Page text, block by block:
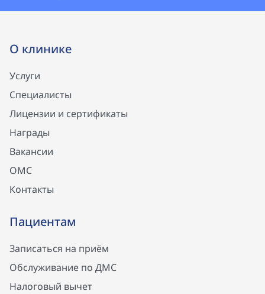
О клинике
Услуги
Специалисты
Лицензии и сертификаты
Награды
Вакансии
ОМС
Контакты
Пациентам
Записаться на приём
Обслуживание по ДМС
Налоговый вычет